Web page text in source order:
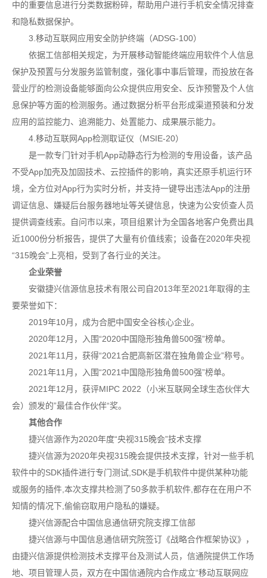
中的重要信息进行分类数据粉碎，帮助用户进行手机安全情况排查
和隐私数据保护。
3.移动互联网应用安全防护终端（ADSG-100）
依据工信部相关规定，为开展移动智能终端应用软件个人信息
保护及预置与分发服务监管制度，强化事中事后管理，而投放在各
营业厅的检测设备能够面向公众提供应用安全、反诈预警及个人信
息保护等方面的检测服务。通过数据分析平台形成渠道预装和分发
应用的监控能力、追溯能力、处置能力、成果展示能力。
4.移动互联网App检测取证仪（MSIE-20）
是一款专门针对手机App动静态行为检测的专用设备，该产品
不受App加壳及加固技术、云控插件的影响，真实还原手机运行环
境，全方位对App行为实时分析，并支持一键导出违法App的注册
调证信息、嫌疑后台服务器地址等关键信息，快速为公安侦查人员
提供调查线索。自问市以来，项目组累计为全国各地客户免费出具
近1000份分析报告，提供了大量有价值线索；设备在2020年央视
“315晚会”上亮相，受到了各行业的关注。
企业荣誉
安徽捷兴信源信息技术有限公司自2013年至2021年取得的主
要荣誉如下：
2019年10月，成为合肥中国安全谷核心企业。
2020年12月，入围“2020中国隐形独角兽500强”榜单。
2021年11月，获得“2021合肥高新区潜在独角兽企业”称号。
2021年11月，入围“2021中国隐形独角兽500强”榜单。
2021年12月，获评MIPC 2022（小米互联网全球生态伙伴大
会）颁发的”最佳合作伙伴“奖。
其他合作
捷兴信源作为2020年度“央视315晚会”技术支撑
捷兴信源为2020年央视315晚会提供技术支撑，针对一些手机
软件中的SDK插件进行专门测试,SDK是手机软件中提供某种功能
或服务的插件,本次支撑共检测了50多款手机软件,都存在在用户不
知情的情况下,偷偷窃取用户隐私的嫌疑。
捷兴信源配合中国信息通信研究院支撑工信部
捷兴信源与中国信息通信研究院签订《战略合作框架协议》，
由捷兴信源提供检测技术支撑平台及测试人员，信通院提供工作场
地、项目管理人员，双方在中国信通院内合作成立“移动互联网应